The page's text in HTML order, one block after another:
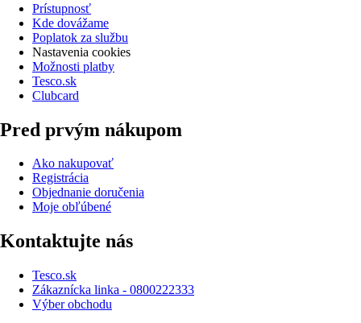
Prístupnosť
Kde dovážame
Poplatok za službu
Nastavenia cookies
Možnosti platby
Tesco.sk
Clubcard
Pred prvým nákupom
Ako nakupovať
Registrácia
Objednanie doručenia
Moje obľúbené
Kontaktujte nás
Tesco.sk
Zákaznícka linka - 0800222333
Výber obchodu